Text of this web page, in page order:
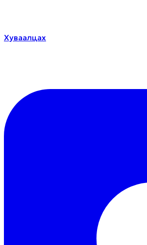
Хуваалцах